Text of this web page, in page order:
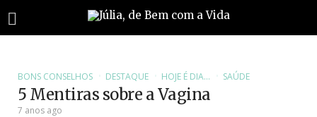
BONS CONSELHOS DESTAQUE HOJE É DIA... SAÚDE
5 Mentiras sobre a Vagina
7 anos ago